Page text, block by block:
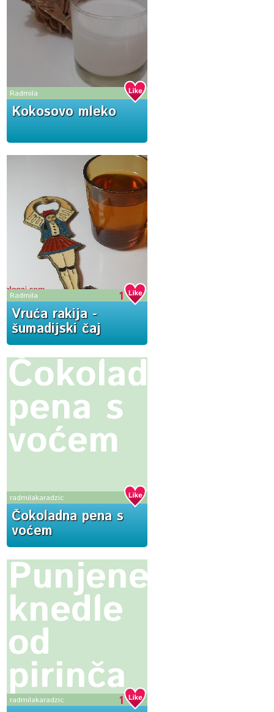
Radmila
Kokosovo mleko
Radmila 1
Vruća rakija -
šumadijski čaj
Čokoladna
pena s
voćem
radmilakaradzic
Čokoladna pena s
voćem
Punjene
knedle
od
pirinča
radmilakaradzic 1